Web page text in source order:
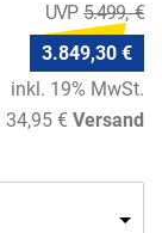
5.499,- €
3.849,30 €
inkl. 19% MwSt.
34,95 € Versand